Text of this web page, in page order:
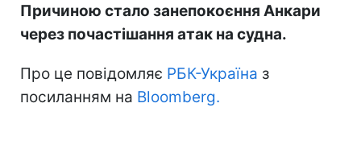
Причиною стало занепокоєння Анкари
через почастішання атак на судна.
Про це повідомляє РБК-Україна з
посиланням на Bloomberg.